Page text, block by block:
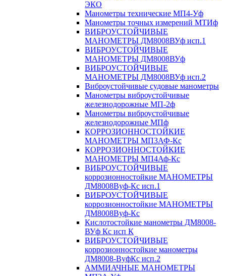
ЭКО
Манометры технические МП4-Уф
Манометры точных измерений МТИф
ВИБРОУСТОЙЧИВЫЕ
МАНОМЕТРЫ ДМ8008ВУф исп.1
ВИБРОУСТОЙЧИВЫЕ
МАНОМЕТРЫ ДМ8008ВУф
ВИБРОУСТОЙЧИВЫЕ
МАНОМЕТРЫ ДМ8008ВУф исп.2
Виброустойчивые судовые манометры
Манометры виброустойчивые
железнодорожные МП-2ф
Манометры виброустойчивые
железнодорожные МПф
КОРРОЗИОННОСТОЙКИЕ
МАНОМЕТРЫ МП3АФ-Кс
КОРРОЗИОННОСТОЙКИЕ
МАНОМЕТРЫ МП4Аф-Кс
ВИБРОУСТОЙЧИВЫЕ
коррозионностойкие МАНОМЕТРЫ
ДМ8008Вуф-Кс исп.1
ВИБРОУСТОЙЧИВЫЕ
коррозионностойкие МАНОМЕТРЫ
ДМ8008Вуф-Кс
Кислотостойкие манометры ДМ8008-
ВУф Кс исп К
ВИБРОУСТОЙЧИВЫЕ
коррозионностойкие манометры
ДМ8008-ВуфКс исп.2
АММИАЧНЫЕ МАНОМЕТРЫ